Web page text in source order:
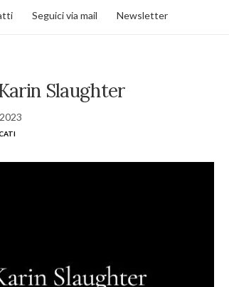
Seguici via mail Newsletter
Slaughter